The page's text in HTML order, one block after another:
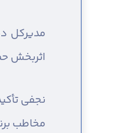
مدیرکل
اثربخش
نجفی
مخاطب